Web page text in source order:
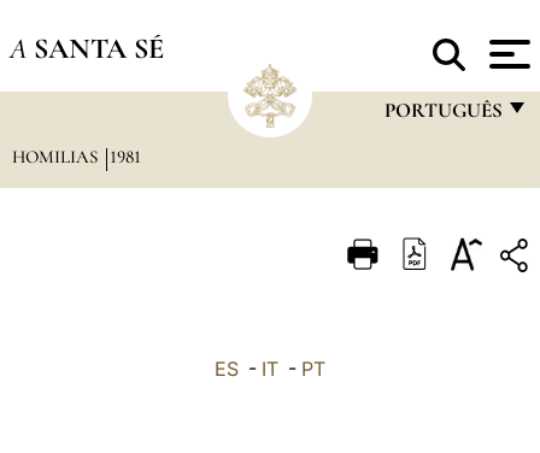
A SANTA SÉ
PORTUGUÊS
ITALIANO
HOMILIAS 1981
ES - IT - PT